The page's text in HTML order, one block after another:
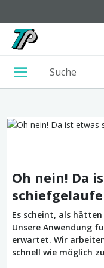
Oh nein! Da
Es scheint, als
Unsere Anwendung
erwartet. Wir
schnell wie möglich